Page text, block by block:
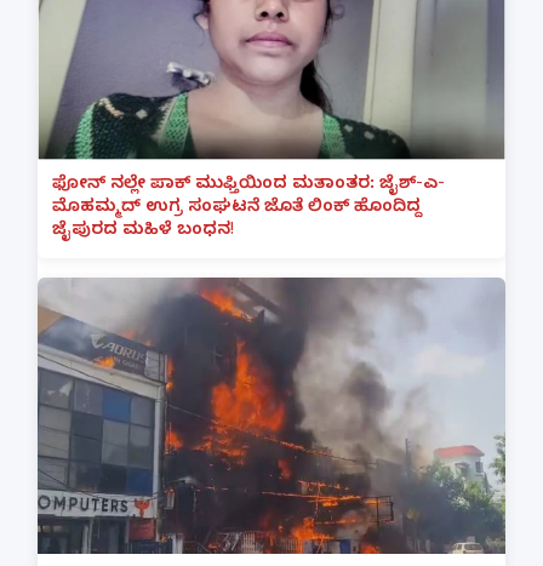
ಫೋನ್ ನಲ್ಲೇ ಪಾಕ್ ಮುಫ್ತಿಯಿಂದ ಮತಾಂತರ: ಜೈಶ್-ಎ-
ಮೊಹಮ್ಮದ್ ಉಗ್ರ ಸಂಘಟನೆ ಜೊತೆ ಲಿಂಕ್ ಹೊಂದಿದ್ದ
ಜೈಪುರದ ಮಹಿಳೆ ಬಂಧನ!